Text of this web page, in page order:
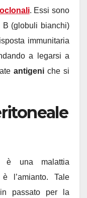
. Essi sono
B (globuli bianchi)
immunitaria
a legarsi a
antigeniche si
è una malattia
l’amianto. Tale
passato per la